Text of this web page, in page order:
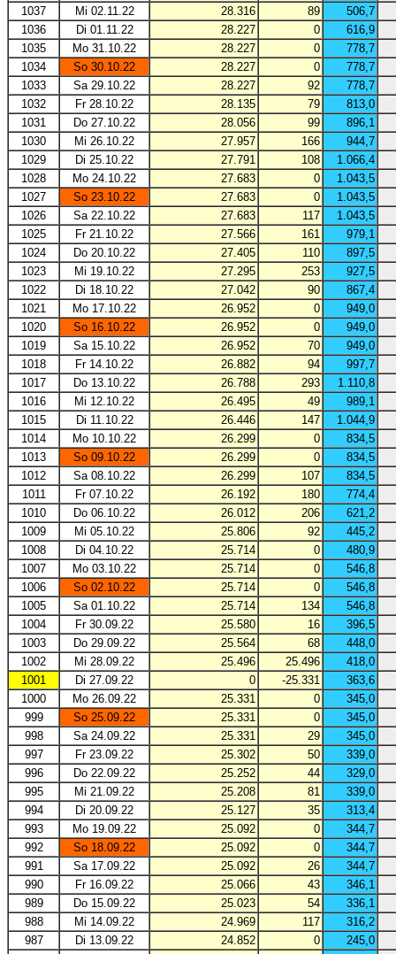
1037
Mi 02.11.22 28.316 89
506,7
1036
Di 01.11.22 28.227 0
616,9
1035
Mo 31.10.22 28.227 0
778,7
1034
So 30.10.22 28.227 0
778,7
1033
Sa 29.10.22 28.227 92
778,7
1032
Fr 28.10.22 28.135 79
813,0
1031
Do 27.10.22 28.056 99
896,1
1030
Mi 26.10.22 27.957 166
944,7
1029
Di 25.10.22 27.791 108
1.066,4
1028
Mo 24.10.22 27.683 0
1.043,5
1027
So 23.10.22 27.683 0
1.043,5
1026
Sa 22.10.22 27.683 117
1.043,5
1025
Fr 21.10.22 27.566 161
979,1
1024
Do 20.10.22 27.405 110
897,5
1023
Mi 19.10.22 27.295 253
927,5
1022
Di 18.10.22 27.042 90
867,4
1021
Mo 17.10.22 26.952 0
949,0
1020
So 16.10.22 26.952 0
949,0
1019
Sa 15.10.22 26.952 70
949,0
1018
Fr 14.10.22 26.882 94
997,7
1017
Do 13.10.22 26.788 293
1.110,8
1016
Mi 12.10.22 26.495 49
989,1
1015
Di 11.10.22 26.446 147
1.044,9
1014
Mo 10.10.22 26.299 0
834,5
1013
So 09.10.22 26.299 0
834,5
1012
Sa 08.10.22 26.299 107
834,5
1011
Fr 07.10.22 26.192 180
774,4
1010
Do 06.10.22 26.012 206
621,2
1009
Mi 05.10.22 25.806 92
445,2
1008
Di 04.10.22 25.714 0
480,9
1007
Mo 03.10.22 25.714 0
546,8
1006
So 02.10.22 25.714 0
546,8
1005
Sa 01.10.22 25.714 134
546,8
1004
Fr 30.09.22 25.580 16
396,5
1003
Do 29.09.22 25.564 68
448,0
1002
Mi 28.09.22 25.496 25.496
418,0
1001
Di 27.09.22 0 -25.331
363,6
1000
Mo 26.09.22 25.331 0
345,0
999
So 25.09.22 25.331 0
345,0
998
Sa 24.09.22 25.331 29
345,0
997
Fr 23.09.22 25.302 50
339,0
996
Do 22.09.22 25.252 44
329,0
995
Mi 21.09.22 25.208 81
339,0
994
Di 20.09.22 25.127 35
313,4
993
Mo 19.09.22 25.092 0
344,7
992
So 18.09.22 25.092 0
344,7
991
Sa 17.09.22 25.092 26
344,7
990
Fr 16.09.22 25.066 43
346,1
989
Do 15.09.22 25.023 54
336,1
988
Mi 14.09.22 24.969 117
316,2
987
Di 13.09.22 24.852 0
245,0